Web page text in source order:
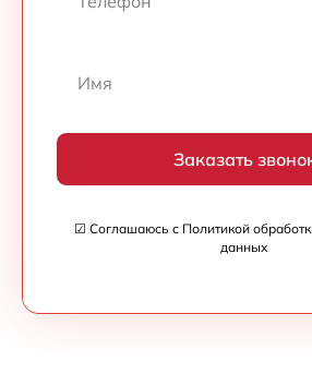
Заказать
☑ Соглашаюсь с Политикой
данных